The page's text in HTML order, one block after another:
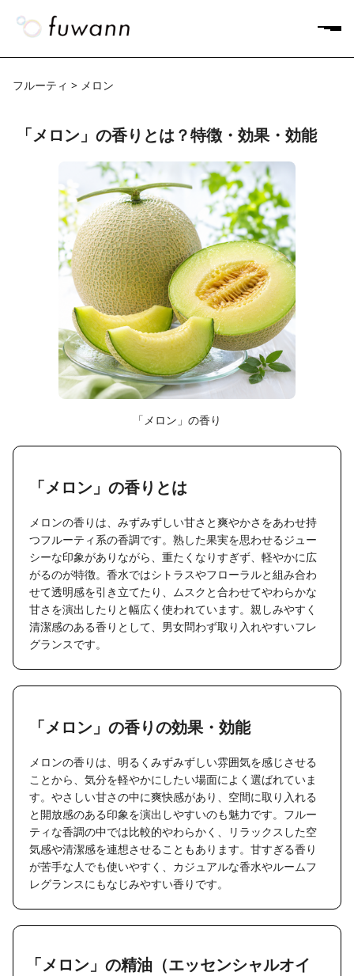
フルーティ > メロン
「メロン」の香りとは？特徴・効果・効能
「メロン」の香り
「メロン」の香りとは
メロンの香りは、みずみずしい甘さと爽やかさをあわせ持
つフルーティ系の香調です。熟した果実を思わせるジュー
シーな印象がありながら、重たくなりすぎず、軽やかに広
がるのが特徴。香水ではシトラスやフローラルと組み合わ
せて透明感を引き立てたり、ムスクと合わせてやわらかな
甘さを演出したりと幅広く使われています。親しみやすく
清潔感のある香りとして、男女問わず取り入れやすいフレ
グランスです。
「メロン」の香りの効果・効能
メロンの香りは、明るくみずみずしい雰囲気を感じさせる
ことから、気分を軽やかにしたい場面によく選ばれていま
す。やさしい甘さの中に爽快感があり、空間に取り入れる
と開放感のある印象を演出しやすいのも魅力です。フルー
ティな香調の中では比較的やわらかく、リラックスした空
気感や清潔感を連想させることもあります。甘すぎる香り
が苦手な人でも使いやすく、カジュアルな香水やルームフ
レグランスにもなじみやすい香りです。
「メロン」の精油（エッセンシャルオイ